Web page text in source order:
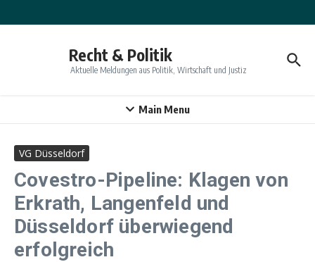
Recht & Politik
Aktuelle Meldungen aus Politik, Wirtschaft und Justiz
Main Menu
VG Düsseldorf
Covestro-Pipeline: Klagen von
Erkrath, Langenfeld und
Düsseldorf überwiegend
erfolgreich